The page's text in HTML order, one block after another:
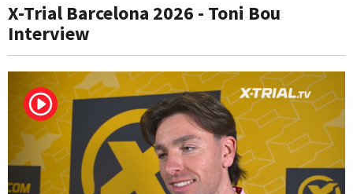
X-Trial Barcelona 2026 - Toni Bou
Interview